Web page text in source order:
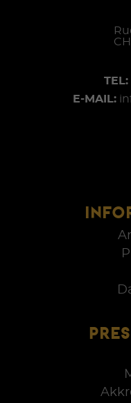
TEL:
E-MAIL: